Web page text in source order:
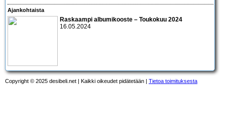
Ajankohtaista
Raskaampi albumikooste – Toukokuu 2024
16.05.2024
Copyright © 2025 desibeli.net | Kaikki oikeudet pidätetään | Tietoa toimituksesta